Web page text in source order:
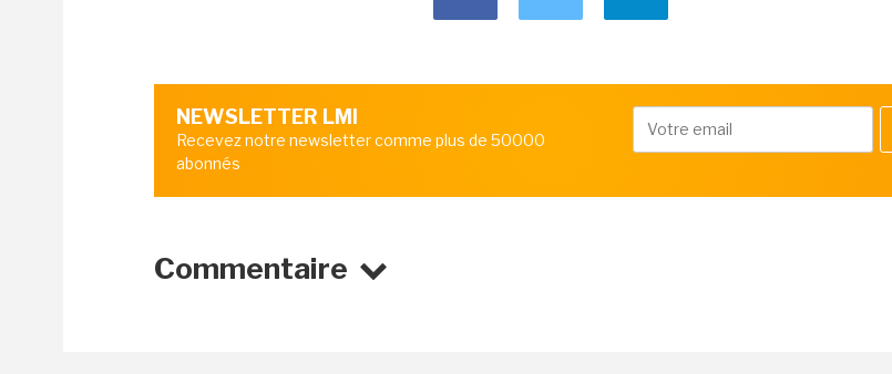
NEWSLETTER LMI
Recevez notre newsletter comme plus de 50000
abonnés
Commentaire